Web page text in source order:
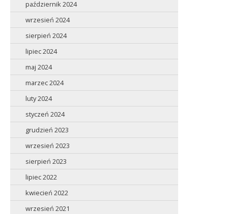
październik 2024
wrzesień 2024
sierpień 2024
lipiec 2024
maj 2024
marzec 2024
luty 2024
styczeń 2024
grudzień 2023
wrzesień 2023
sierpień 2023
lipiec 2022
kwiecień 2022
wrzesień 2021